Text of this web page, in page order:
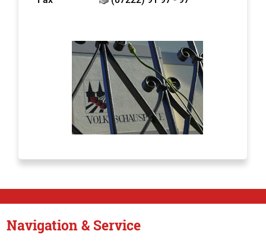
Navigation & Service